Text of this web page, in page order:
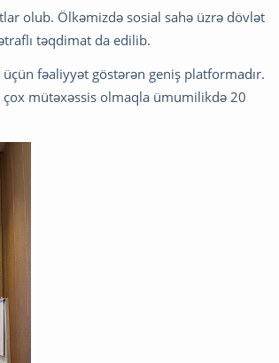
olub. Ölkəmizdə sosial sahə üzrə dövlət
təqdimat da edilib.
fəaliyyət göstərən geniş platformadır.
mütəxəssis olmaqla ümumilikdə 20